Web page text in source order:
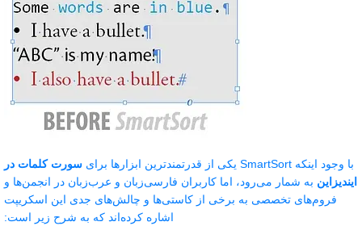
با وجود اینکه SmartSort یکی از قدرتمندترین ابزارها برای
سورت کلمات در
ایندیزاین به شمار می‌رود، اما کاربران فارسی‌زبان و عرب‌زبان در انجمن‌ها و
فروم‌های تخصصی به برخی از کاستی‌ها و چالش‌های جدی این اسکریپت
اشاره کرده‌اند که به شرح زیر است: